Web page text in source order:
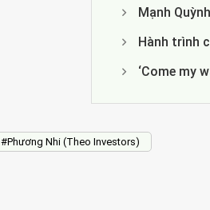
Mạnh
Hành trình
‘Come my
#Phương Nhi (Theo Investors)